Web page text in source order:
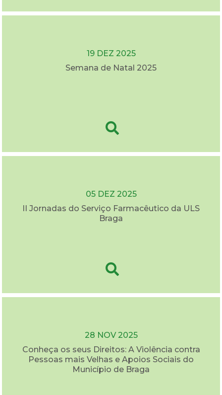
19 DEZ 2025
Semana de Natal 2025
05 DEZ 2025
II Jornadas do Serviço Farmacêutico da ULS
Braga
28 NOV 2025
Conheça os seus Direitos: A Violência contra
Pessoas mais Velhas e Apoios Sociais do
Município de Braga